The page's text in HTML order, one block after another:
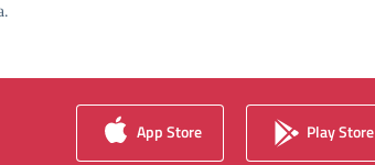
App Store Play Store